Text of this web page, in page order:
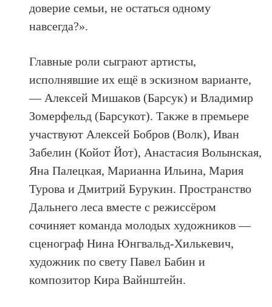
доверие семьи, не остаться одному
навсегда?».
Главные роли сыграют артисты,
исполнявшие их ещё в эскизном варианте,
— Алексей Мишаков (Барсук) и Владимир
Зомерфельд (Барсукот). Также в премьере
участвуют Алексей Бобров (Волк), Иван
Забелин (Койот Йот), Анастасия Волынская,
Яна Палецкая, Марианна Ильина, Мария
Турова и Дмитрий Бурукин. Пространство
Дальнего леса вместе с режиссёром
сочиняет команда молодых художников —
сценограф Нина Юнгвальд-Хилькевич,
художник по свету Павел Бабин и
композитор Кира Вайнштейн.